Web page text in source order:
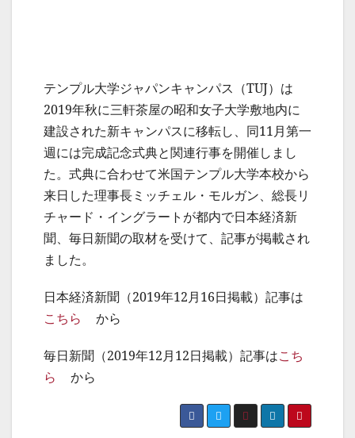
テンプル大学ジャパンキャンパス（TUJ）は
2019年秋に三軒茶屋の昭和女子大学敷地内に
建設された新キャンパスに移転し、同11月第一
週には完成記念式典と関連行事を開催しまし
た。式典に合わせて米国テンプル大学本校から
来日した理事長ミッチェル・モルガン、総長リ
チャード・イングラートが都内で日本経済新
聞、毎日新聞の取材を受けて、記事が掲載され
ました。
日本経済新聞（2019年12月16日掲載）記事は
こちら
から
毎日新聞（2019年12月12日掲載）記事はこち
ら
から